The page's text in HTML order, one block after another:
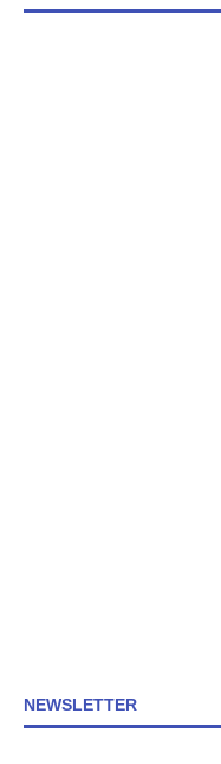
NEWSLETTER